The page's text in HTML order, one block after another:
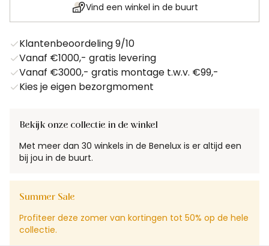
Vind een winkel in de buurt(wordt geopend
Klantenbeoordeling 9/10
Vanaf €1000,- gratis levering
Vanaf €3000,- gratis montage t.w.v. €99,-
Kies je eigen bezorgmoment
Bekijk onze collectie in de winkel
Met meer dan 30 winkels in de Benelux is er altijd een
bij jou in de buurt.
Summer Sale
Profiteer deze zomer van kortingen tot 50% op de hele
collectie.